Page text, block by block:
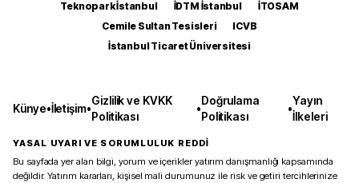
Teknopark İstanbul
İDTM İstanbul
İTOSAM
Cemile Sultan Tesisleri
ICVB
İstanbul Ticaret Üniversitesi
Künye•İletişim•
Gizlilik ve KVKK
Politikası
•
Doğrulama
Politikası
•
Yayın
İlkeleri
YASAL UYARI VE SORUMLULUK REDDİ
Bu sayfada yer alan bilgi, yorum ve içerikler yatırım danışmanlığı kapsamında
değildir. Yatırım kararları, kişisel mali durumunuz ile risk ve getiri tercihlerinize